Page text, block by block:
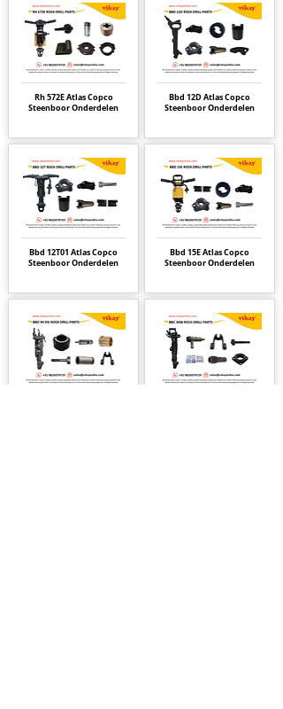
Rh 572E Atlas Copco
Steenboor Onderdelen
Bbd 12T01 Atlas Copco
Steenboor Onderdelen
Bbd 12D Atlas Copco
Steenboor Onderdelen
Bbd 15E Atlas Copco
Steenboor Onderdelen